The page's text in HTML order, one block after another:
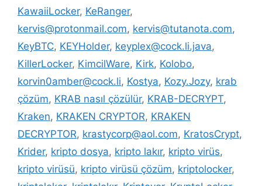
KawaiiLocker, KeRanger,
kervis@protonmail.com, kervis@tutanota.com,
KeyBTC, KEYHolder, keyplex@cock.li.java,
KillerLocker, KimcilWare, Kirk, Kolobo,
korvin0amber@cock.li, Kostya, Kozy.Jozy, krab
çözüm, KRAB nasıl çözülür, KRAB-DECRYPT,
Kraken, KRAKEN CRYPTOR, KRAKEN
DECRYPTOR, krastycorp@aol.com, KratosCrypt,
Krider, kripto dosya, kripto lakır, kripto virüs,
kripto virüsü, kripto virüsü çözüm, kriptolocker,